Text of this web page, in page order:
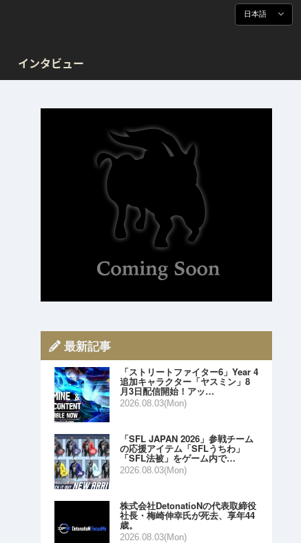
日本語
インタビュー
最新記事
「ストリートファイター6」Year 4
追加キャラクター「ヤスミン」8
月3日配信開始！アッ…
2026.08.03(Mon)
「SFL JAPAN 2026」参戦チーム
の応援アイテム「SFLうちわ」
「SFL法被」をゲーム内で…
2026.08.03(Mon)
株式会社DetonatioNの代表取締役
社長・梅崎伸幸氏が死去、享年44
歳。
2026.08.03(Mon)